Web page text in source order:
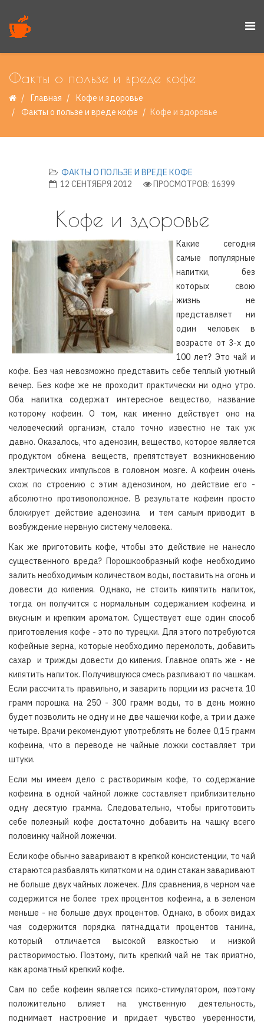
Факты о пользе и вреде кофе
Главная
Кофе и здоровье
Факты о пользе и вреде кофе
Кофе и здоровье
ФАКТЫ О ПОЛЬЗЕ И ВРЕДЕ КОФЕ
12 СЕНТЯБРЯ 2012
ПРОСМОТРОВ: 16399
Кофе и здоровье
Какие сегодня
самые популярные
напитки, без
которых свою
жизнь не
представляет ни
один человек в
возрасте от 3-х до
100 лет? Это чай и
кофе. Без чая невозможно представить себе теплый уютный
вечер. Без кофе же не проходит практически ни одно утро.
Оба напитка содержат интересное вещество, название
которому кофеин. О том, как именно действует оно на
человеческий организм, стало точно известно не так уж
давно. Оказалось, что аденозин, вещество, которое является
продуктом обмена веществ, препятствует возникновению
электрических импульсов в головном мозге. А кофеин очень
схож по строению с этим аденозином, но действие его -
абсолютно противоположное. В результате кофеин просто
блокирует действие аденозина и тем самым приводит в
возбуждение нервную систему человека.
Как же приготовить кофе, чтобы это действие не нанесло
существенного вреда? Порошкообразный кофе необходимо
залить необходимым количеством воды, поставить на огонь и
довести до кипения. Однако, не стоить кипятить напиток,
тогда он получится с нормальным содержанием кофеина и
вкусным и крепким ароматом. Существует еще один способ
приготовления кофе - это по турецки. Для этого потребуются
кофейные зерна, которые необходимо перемолоть, добавить
сахар и трижды довести до кипения. Главное опять же - не
кипятить напиток. Получившуюся смесь разливают по чашкам.
Если рассчитать правильно, и заварить порции из расчета 10
грамм порошка на 250 - 300 грамм воды, то в день можно
будет позволить не одну и не две чашечки кофе, а три и даже
четыре. Врачи рекомендуют употреблять не более 0,15 грамм
кофеина, что в переводе не чайные ложки составляет три
штуки.
Если мы имеем дело с растворимым кофе, то содержание
кофеина в одной чайной ложке составляет приблизительно
одну десятую грамма. Следовательно, чтобы приготовить
себе полезный кофе достаточно добавить на чашку всего
половинку чайной ложечки.
Если кофе обычно заваривают в крепкой консистенции, то чай
стараются разбавлять кипятком и на один стакан заваривают
не больше двух чайных ложечек. Для сравнения, в черном чае
содержится не более трех процентов кофеина, а в зеленом
меньше - не больше двух процентов. Однако, в обоих видах
чая содержится порядка пятнадцати процентов танина,
который отличается высокой вязкостью и низкой
растворимостью. Поэтому, пить крепкий чай не так приятно,
как ароматный крепкий кофе.
Сам по себе кофеин является психо-стимулятором, поэтому
положительно влияет на умственную деятельность,
поднимает настроение и придает чувство уверенности,